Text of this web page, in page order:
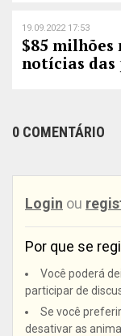
19.09.2022 17:53
$85 milhões
notícias das
0 COMENTÁRIO
Login ou
Por que se
Você poderá
participar de
Se você
desativar as